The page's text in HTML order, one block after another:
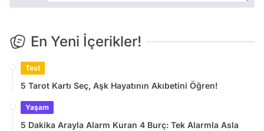
En Yeni İçerikler!
Test
5 Tarot Kartı Seç, Aşk Hayatının Akıbetini Öğren!
Yaşam
5 Dakika Arayla Alarm Kuran 4 Burç: Tek Alarmla Asla